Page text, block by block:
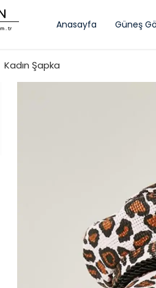
Anasayfa Güneş
Kadın Şapka